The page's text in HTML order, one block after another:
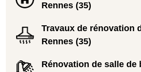
Rennes (35)
Travaux de rénovation
Rennes (35)
Rénovation de salle de